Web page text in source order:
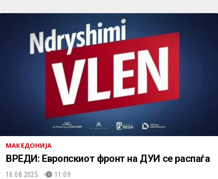
МАКЕДОНИЈА
ВРЕДИ: Европскиот фронт на ДУИ се распаѓа
16.08.2025. 11:09